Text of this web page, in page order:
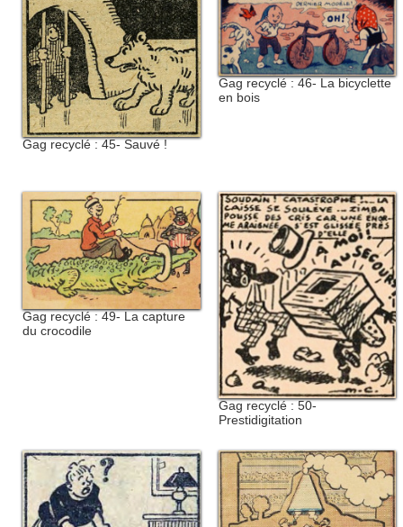
Gag recyclé : 45- Sauvé !
Gag recyclé : 46- La bicyclette
en bois
Gag recyclé : 49- La capture
du crocodile
Gag recyclé : 50-
Prestidigitation